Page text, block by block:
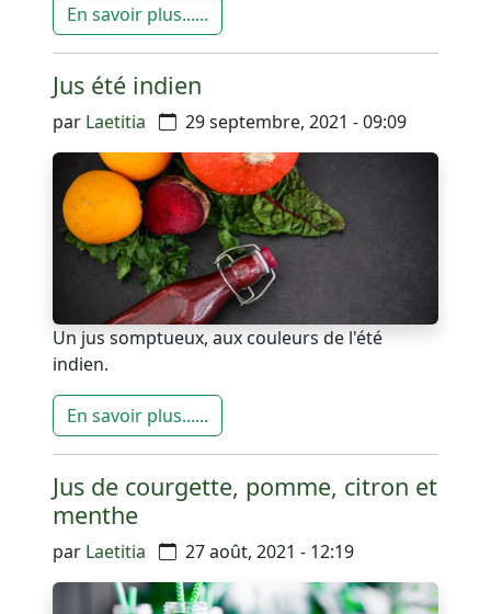
En savoir plus......
Jus été indien
par Laetitia 29 septembre, 2021 - 09:09
Un jus somptueux, aux couleurs de l'été
indien.
En savoir plus......
Jus de courgette, pomme, citron et
menthe
par Laetitia 27 août, 2021 - 12:19